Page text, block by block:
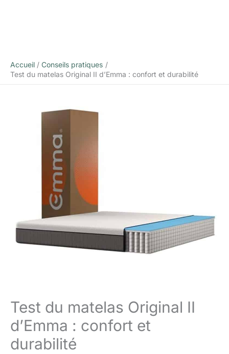
Accueil
Conseils pratiques
Test du matelas Original II d’Emma : confort et durabilité
Test du matelas Original II
d’Emma : confort et
durabilité